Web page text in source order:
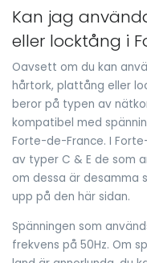
Kan jag
eller locktång i
Oavsett om du kan
hårtork, plattång eller
beror på typen av
kompatibel med
Forte-de-France. I
av typer C & E de som
om dessa är desamma
upp på den här sidan.
Spänningen som
frekvens på 50Hz. Om